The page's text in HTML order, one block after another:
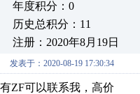
年度积分：0
历史总积分：11
注册：2020年8月19日
发表于：2020-08-19 17:30:34
有ZF可以联系我，高价